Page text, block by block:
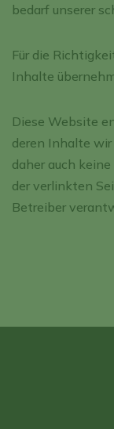
bedarf unserer
Für die
Inhalte
Diese Website
deren Inhalte
daher auch
der verlinkten
Betreiber